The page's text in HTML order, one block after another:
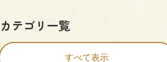
カテゴリ一覧
すべて表示